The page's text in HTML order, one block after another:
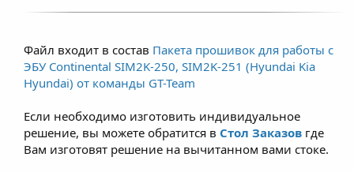
крутящему моменту составляет примерно
7–12% и зависит от состояния двигателя,
условий эксплуатации и типа
Файл входит в состав Пакета прошивок для работы с
ЭБУ Continental SIM2K-250, SIM2K-251 (Hyundai Kia
Hyundai) от команды GT-Team
Если необходимо изготовить индивидуальное
решение, вы можете обратится в Стол Заказов где
Вам изготовят решение на вычитанном вами стоке.